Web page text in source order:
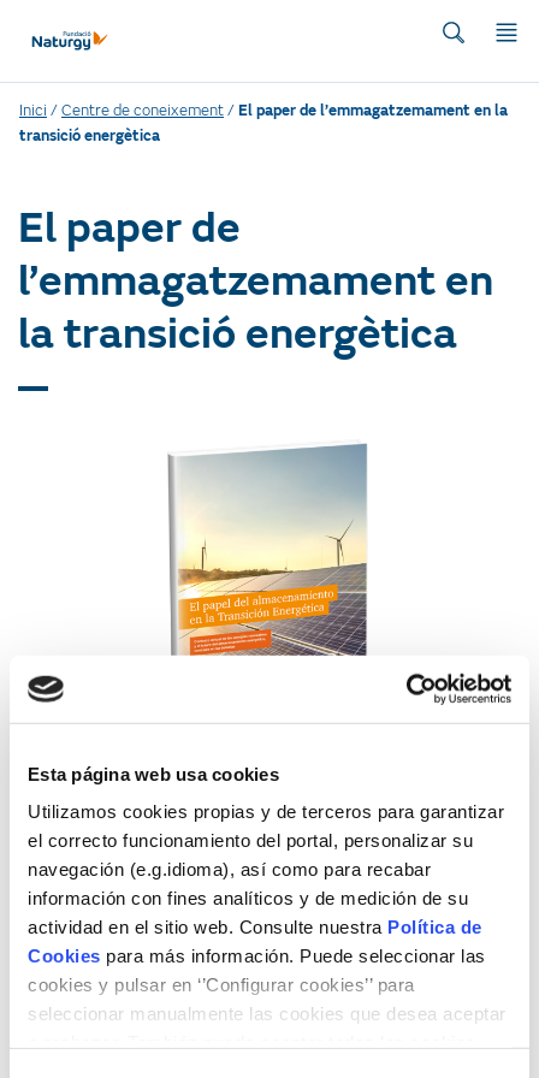
Esta página web usa cookies
Utilizamos cookies propias y de terceros para garantizar
el correcto funcionamiento del portal, personalizar su
navegación (e.g.idioma), así como para recabar
información con fines analíticos y de medición de su
actividad en el sitio web. Consulte nuestra Política de
Cookies para más información. Puede seleccionar las
cookies y pulsar en ‘’Configurar cookies’’ para
seleccionar manualmente las cookies que desea aceptar
Inici /Centre de coneixement/El paper de l’emmagatzemament en la
transició energètica
El paper de
l’emmagatzemament en
la transició energètica
Autors
PwC y CIEMAT
Articles e informes Videos